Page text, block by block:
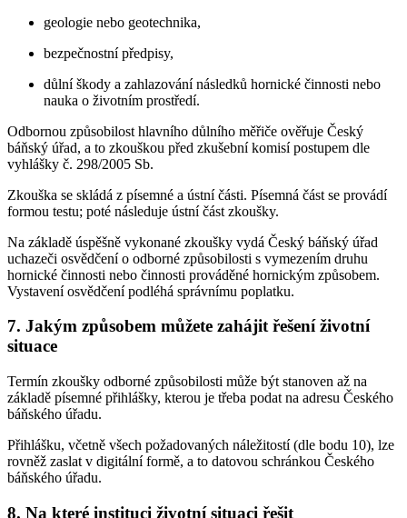
geologie nebo geotechnika,
bezpečnostní předpisy,
důlní škody a zahlazování následků hornické činnosti nebo
nauka o životním prostředí.
Odbornou způsobilost hlavního důlního měřiče ověřuje Český
báňský úřad, a to zkouškou před zkušební komisí postupem dle
vyhlášky č. 298/2005 Sb.
Zkouška se skládá z písemné a ústní části. Písemná část se provádí
formou testu; poté následuje ústní část zkoušky.
Na základě úspěšně vykonané zkoušky vydá Český báňský úřad
uchazeči osvědčení o odborné způsobilosti s vymezením druhu
hornické činnosti nebo činnosti prováděné hornickým způsobem.
Vystavení osvědčení podléhá správnímu poplatku.
7. Jakým způsobem můžete zahájit řešení životní
situace
Termín zkoušky odborné způsobilosti může být stanoven až na
základě písemné přihlášky, kterou je třeba podat na adresu Českého
báňského úřadu.
Přihlášku, včetně všech požadovaných náležitostí (dle bodu 10), lze
rovněž zaslat v digitální formě, a to datovou schránkou Českého
báňského úřadu.
8. Na které instituci životní situaci řešit